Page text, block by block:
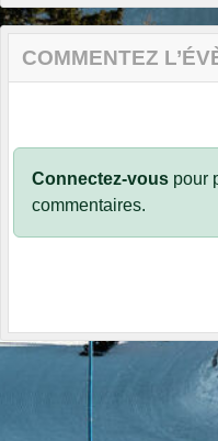
COMMENTEZ
Connectez-vous pour
commentaires.